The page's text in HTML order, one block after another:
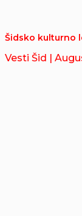
Šidsko kulturno
Vesti Šid |